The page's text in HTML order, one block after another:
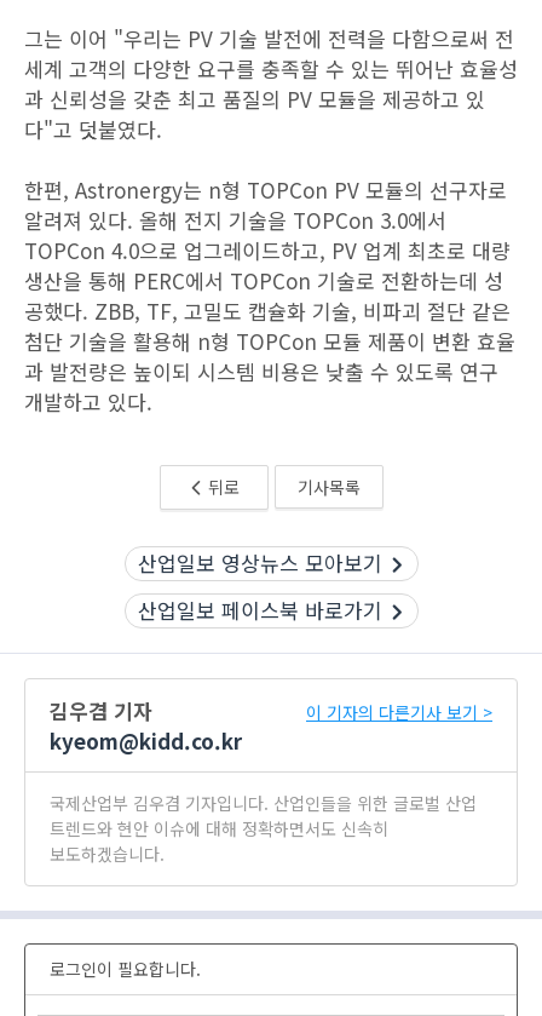
그는 이어 "우리는 PV 기술 발전에 전력을 다함으로써 전
세계 고객의 다양한 요구를 충족할 수 있는 뛰어난 효율성
과 신뢰성을 갖춘 최고 품질의 PV 모듈을 제공하고 있
다"고 덧붙였다.
한편, Astronergy는 n형 TOPCon PV 모듈의 선구자로
알려져 있다. 올해 전지 기술을 TOPCon 3.0에서
TOPCon 4.0으로 업그레이드하고, PV 업계 최초로 대량
생산을 통해 PERC에서 TOPCon 기술로 전환하는데 성
공했다. ZBB, TF, 고밀도 캡슐화 기술, 비파괴 절단 같은
첨단 기술을 활용해 n형 TOPCon 모듈 제품이 변환 효율
과 발전량은 높이되 시스템 비용은 낮출 수 있도록 연구
개발하고 있다.
뒤로 기사목록
산업일보 영상뉴스 모아보기
산업일보 페이스북 바로가기
김우겸 기자
kyeom@kidd.co.kr
이 기자의 다른기사 보기 >
국제산업부 김우겸 기자입니다. 산업인들을 위한 글로벌 산업
트렌드와 현안 이슈에 대해 정확하면서도 신속히
보도하겠습니다.
로그인이 필요합니다.